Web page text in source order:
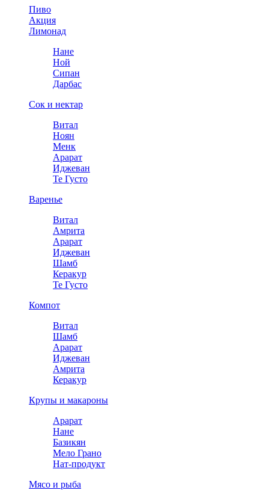
Пиво
Акция
Лимонад
Нане
Ной
Сипан
Дарбас
Сок и нектар
Витал
Ноян
Менк
Арарат
Иджеван
Те Густо
Варенье
Витал
Амрита
Арарат
Иджеван
Шамб
Керакур
Те Густо
Компот
Витал
Шамб
Арарат
Иджеван
Амрита
Керакур
Крупы и макароны
Арарат
Нане
Базикян
Мело Грано
Нат-продукт
Мясо и рыба